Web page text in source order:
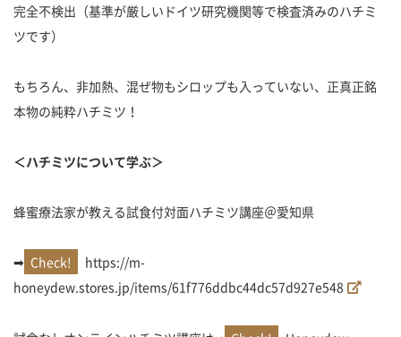
完全不検出（基準が厳しいドイツ研究機関等で検査済みのハチミ
ツです）
もちろん、非加熱、混ぜ物もシロップも入っていない、正真正銘
本物の純粋ハチミツ！
＜ハチミツについて学ぶ＞
蜂蜜療法家が教える試食付対面ハチミツ講座＠愛知県
➡
https://m-
honeydew.stores.jp/items/61f776ddbc44dc57d927e548